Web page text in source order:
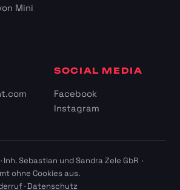
Mini
SOCIAL MEDIA
Facebook
Instagram
Inh. Sebastian und Sandra Zele GbR ·
ohne Cookies aus.
·Datenschutz